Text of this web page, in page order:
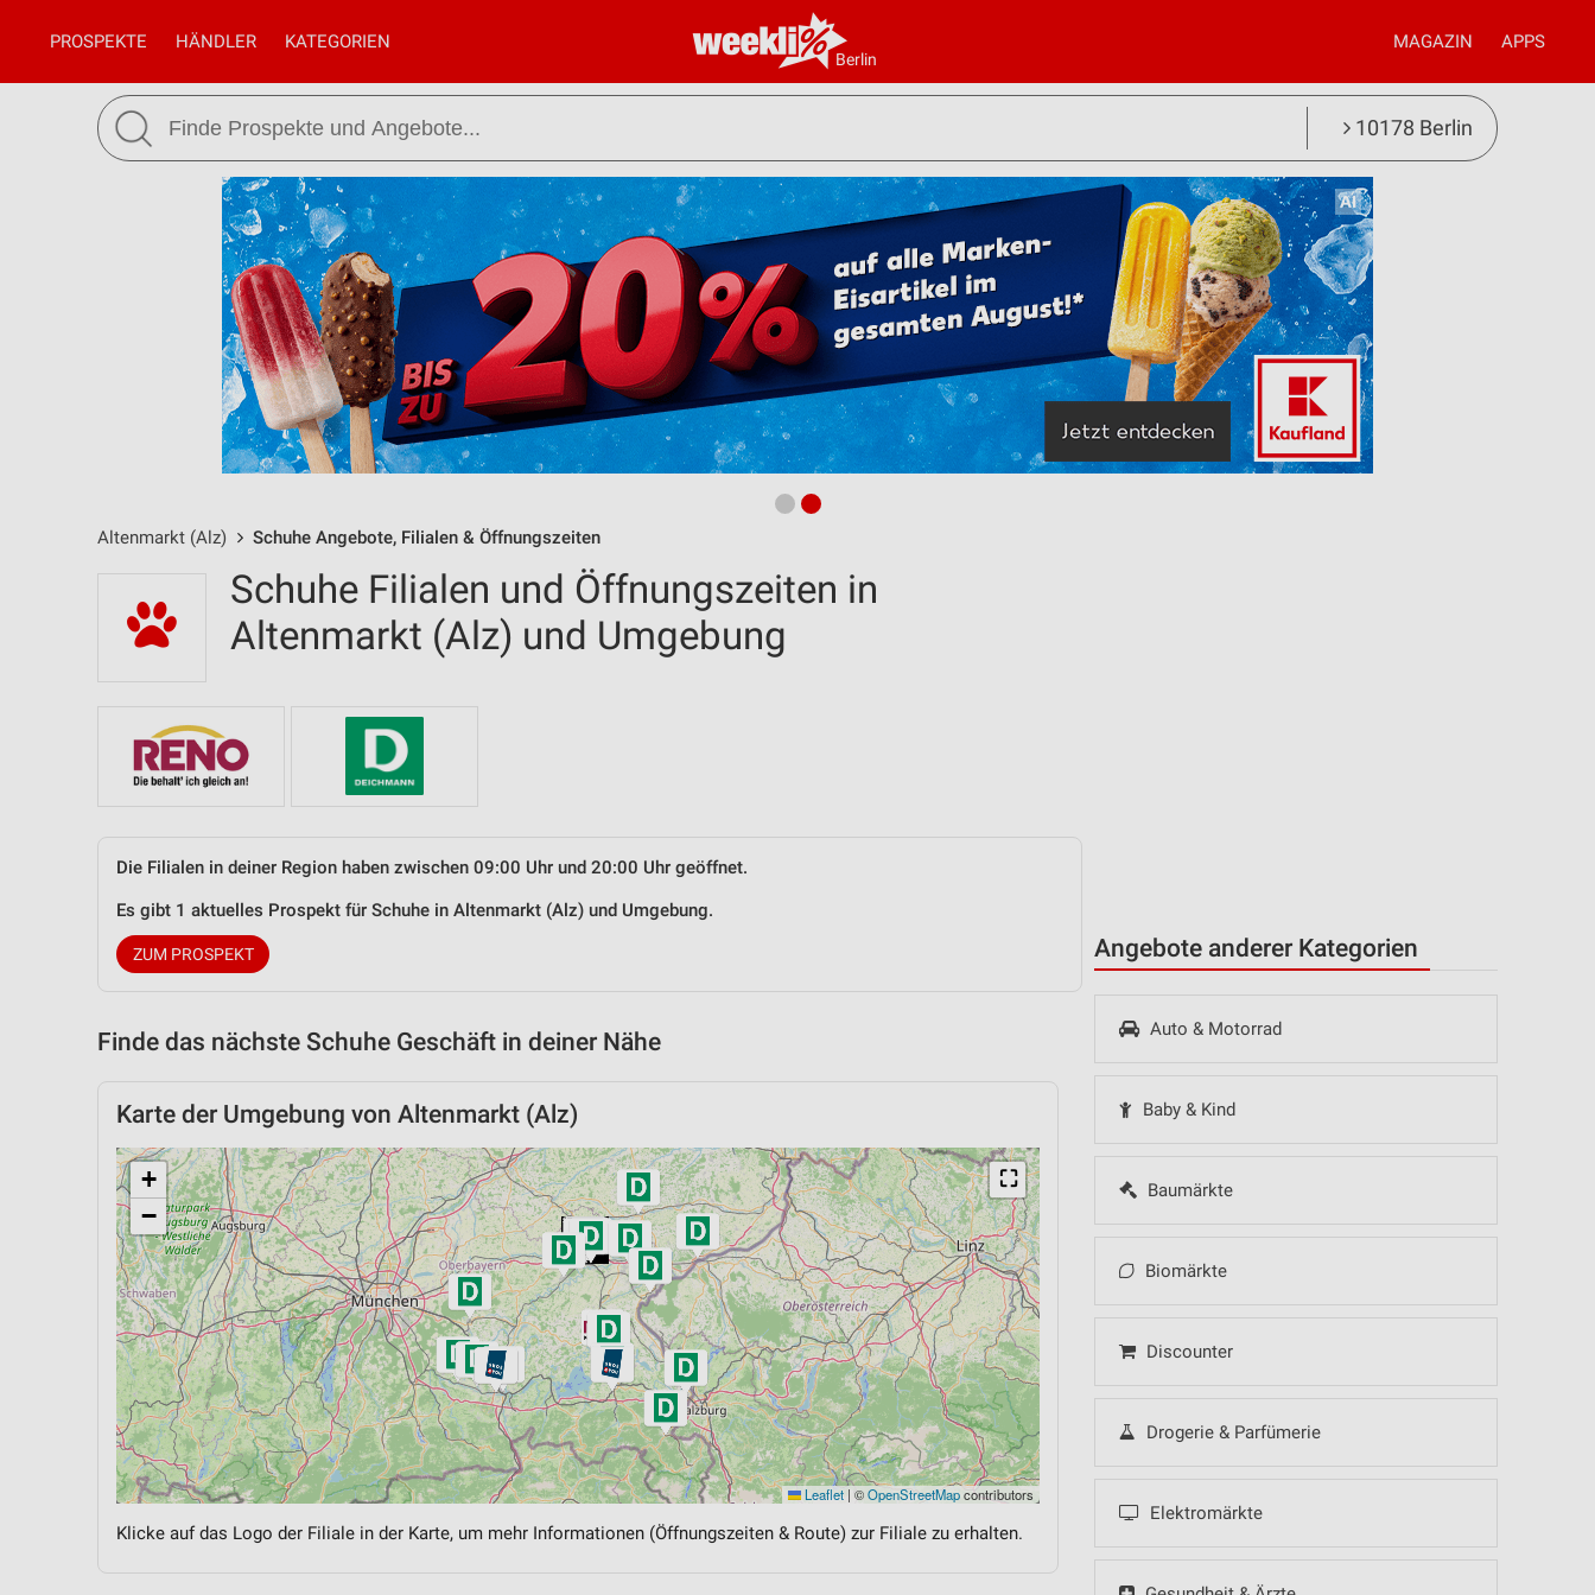
Berlin
PROSPEKTE HÄNDLER KATEGORIEN MAGAZIN APPS
10178 Berlin
Altenmarkt (Alz) Schuhe Angebote, Filialen & Öffnungszeiten
Angebote anderer Kategorien
Auto & Motorrad
Baby & Kind
Baumärkte
Biomärkte
Discounter
Drogerie & Parfümerie
Elektromärkte
Schuhe Filialen und Öffnungszeiten in
Altenmarkt (Alz) und Umgebung
Die Filialen in deiner Region haben zwischen 09:00 Uhr und 20:00 Uhr geöffnet.
Es gibt 1 aktuelles Prospekt für Schuhe in Altenmarkt (Alz) und Umgebung.
ZUM PROSPEKT
Finde das nächste Schuhe Geschäft in deiner Nähe
Karte der Umgebung von Altenmarkt (Alz)
⛶
+
−
Leaflet | ©OpenStreetMapcontributors
Klicke auf das Logo der Filiale in der Karte, um mehr Informationen (Öffnungszeiten & Route) zur Filiale zu erhalten.